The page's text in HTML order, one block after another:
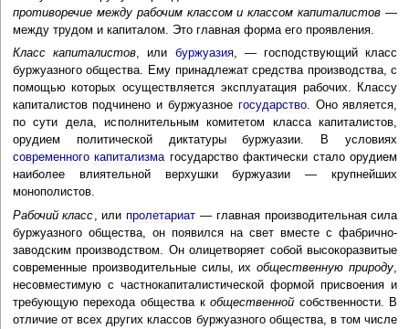
противоречие между рабочим классом и классом капиталистов —
между трудом и капиталом. Это главная форма его проявления.
Класс капиталистов, или буржуазия, — господствующий класс
буржуазного общества. Ему принадлежат средства производства, с
помощью которых осуществляется эксплуатация рабочих. Классу
капиталистов подчинено и буржуазное государство. Оно является,
по сути дела, исполнительным комитетом класса капиталистов,
орудием политической диктатуры буржуазии. В условиях
современного капитализмагосударство фактически стало орудием
наиболее влиятельной верхушки буржуазии — крупнейших
монополистов.
Рабочий класс , илипролетариат — главная производительная сила
буржуазного общества, он появился на свет вместе с фабрично-
заводским производством. Он олицетворяет собой высокоразвитые
современные производительные силы, ихобщественную природу
несовместимую с частнокапиталистической формой присвоения и
требующую перехода общества кобщественной собственности. В
отличие от всех других классов буржуазного общества, в том числе